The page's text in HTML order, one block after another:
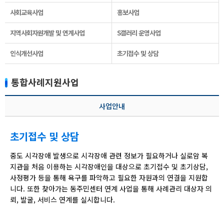
사회교육사업 홍보사업
지역사회자원개발 및 연계사업 S갤러리 운영사업
인식개선사업 초기접수 및 상담
통합사례지원사업
사업안내
초기접수 및 상담
중도 시각장애 발생으로 시각장애 관련 정보가 필요하거나 실로암 복
지관을 처음 이용하는 시각장애인을 대상으로 초기접수 및 초기상담,
사정평가 등을 통해 욕구를 파악하고 필요한 자원과의 연결을 지원합
니다. 또한 찾아가는 동주민센터 연계 사업을 통해 사례관리 대상자 의
뢰, 발굴, 서비스 연계를 실시합니다.